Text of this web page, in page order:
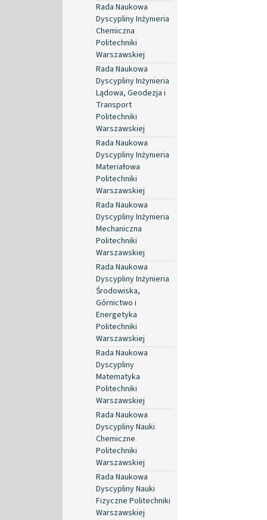
Rada Naukowa
Dyscypliny Inżynieria
Chemiczna
Politechniki
Warszawskiej
Rada Naukowa
Dyscypliny Inżynieria
Lądowa, Geodezja i
Transport
Politechniki
Warszawskiej
Rada Naukowa
Dyscypliny Inżynieria
Materiałowa
Politechniki
Warszawskiej
Rada Naukowa
Dyscypliny Inżynieria
Mechaniczna
Politechniki
Warszawskiej
Rada Naukowa
Dyscypliny Inżynieria
Środowiska,
Górnictwo i
Energetyka
Politechniki
Warszawskiej
Rada Naukowa
Dyscypliny
Matematyka
Politechniki
Warszawskiej
Rada Naukowa
Dyscypliny Nauki
Chemiczne
Politechniki
Warszawskiej
Rada Naukowa
Dyscypliny Nauki
Fizyczne Politechniki
Warszawskiej